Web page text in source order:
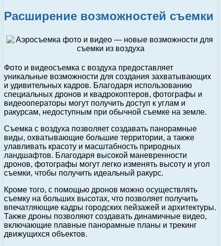
Расширение возможностей съемки
Фото и видеосъемка с воздуха предоставляет
уникальные возможности для создания захватывающих
и удивительных кадров. Благодаря использованию
специальных дронов и квадрокоптеров, фотографы и
видеооператоры могут получить доступ к углам и
ракурсам, недоступным при обычной съемке на земле.
Съемка с воздуха позволяет создавать панорамные
виды, охватывающие большие территории, а также
улавливать красоту и масштабность природных
ландшафтов. Благодаря высокой маневренности
дронов, фотографы могут легко изменять высоту и угол
съемки, чтобы получить идеальный ракурс.
Кроме того, с помощью дронов можно осуществлять
съемку на больших высотах, что позволяет получить
впечатляющие кадры городских пейзажей и архитектуры.
Также дроны позволяют создавать динамичные видео,
включающие плавные панорамные планы и трекинг
движущихся объектов.